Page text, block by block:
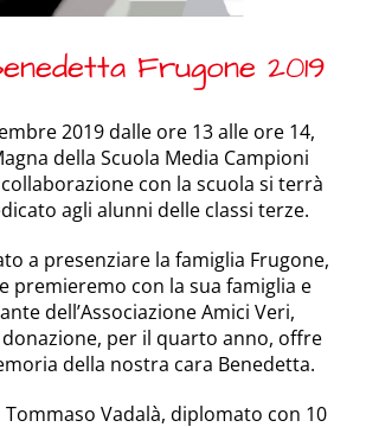
Frugone 2019
2019 dalle ore 13 alle ore 14,
della Scuola Media Campioni
con la scuola si terrà
agli alunni delle classi terze.
a presenziare la famiglia Frugone,
premieremo con la sua famiglia e
dell’Associazione Amici Veri,
donazione, per il quarto anno, offre
della nostra cara Benedetta.
Vadalà, diplomato con 10